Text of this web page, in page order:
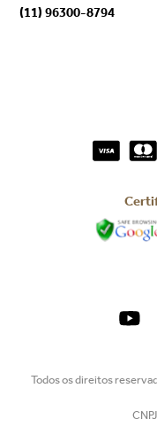
(11) 96300-8794
Todos os direitos